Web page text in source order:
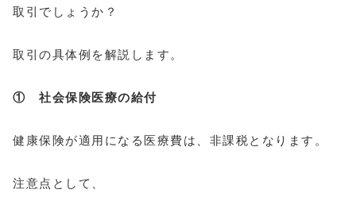
取引でしょうか？
取引の具体例を解説します。
① 社会保険医療の給付
健康保険が適用になる医療費は、非課税となります。
注意点として、